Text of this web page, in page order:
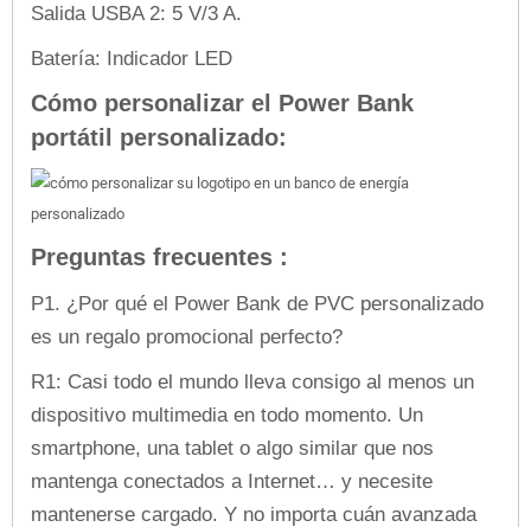
Salida USBA 2: 5 V/3 A.
Batería: Indicador LED
Cómo personalizar el Power Bank
portátil personalizado:
Preguntas frecuentes :
P1. ¿Por qué el Power Bank de PVC personalizado
es un regalo promocional perfecto?
R1: Casi todo el mundo lleva consigo al menos un
dispositivo multimedia en todo momento. Un
smartphone, una tablet o algo similar que nos
mantenga conectados a Internet… y necesite
mantenerse cargado. Y no importa cuán avanzada